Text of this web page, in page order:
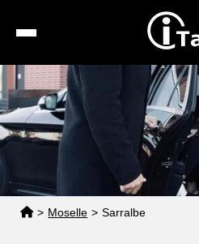
Calcul
Taxis
> Moselle > Sarralbe